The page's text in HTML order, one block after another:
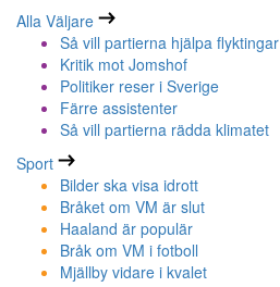
Alla Väljare
Så vill partierna hjälpa flyktingar
Kritik mot Jomshof
Politiker reser i Sverige
Färre assistenter
Så vill partierna rädda klimatet
Sport
Bilder ska visa idrott
Bråket om VM är slut
Haaland är populär
Bråk om VM i fotboll
Mjällby vidare i kvalet